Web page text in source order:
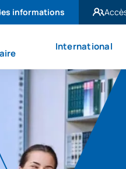
informations
UAX Mare
International